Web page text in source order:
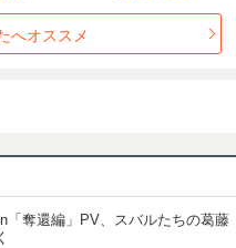
1990年
1989年
1986年
へオススメ
「奪還編」PV、スバルたちの葛藤